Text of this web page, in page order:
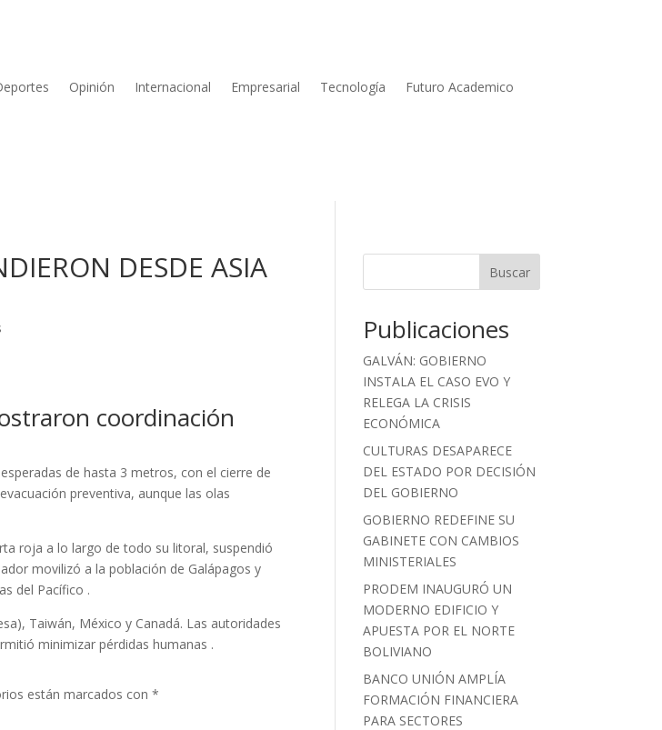
Opinión Internacional Empresarial Tecnología Futuro Academico
DESDE ASIA
coordinación
de hasta 3 metros, con el cierre de
preventiva, aunque las olas
roja a lo largo de todo su litoral, suspendió
movilizó a la población de Galápagos y
del Pacífico .
Taiwán, México y Canadá. Las autoridades
minimizar pérdidas humanas .
están marcados con*
Buscar
Publicaciones
GALVÁN: GOBIERNO
INSTALA EL CASO EVO Y
RELEGA LA CRISIS
ECONÓMICA
CULTURAS DESAPARECE
DEL ESTADO POR DECISIÓN
DEL GOBIERNO
GOBIERNO REDEFINE SU
GABINETE CON CAMBIOS
MINISTERIALES
PRODEM INAUGURÓ UN
MODERNO EDIFICIO Y
APUESTA POR EL NORTE
BOLIVIANO
BANCO UNIÓN AMPLÍA
FORMACIÓN FINANCIERA
PARA SECTORES